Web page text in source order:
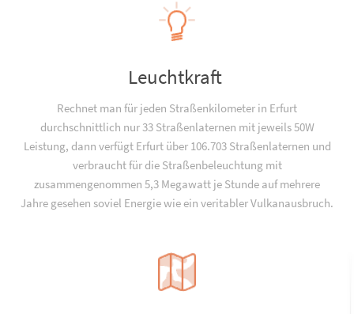
Leuchtkraft
Rechnet man für jeden Straßenkilometer in Erfurt
durchschnittlich nur 33 Straßenlaternen mit jeweils 50W
Leistung, dann verfügt Erfurt über 106.703 Straßenlaternen und
verbraucht für die Straßenbeleuchtung mit
zusammengenommen 5,3 Megawatt je Stunde auf mehrere
Jahre gesehen soviel Energie wie ein veritabler Vulkanausbruch.